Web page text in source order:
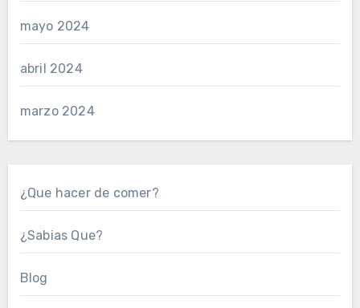
mayo 2024
abril 2024
marzo 2024
¿Que hacer de comer?
¿Sabias Que?
Blog